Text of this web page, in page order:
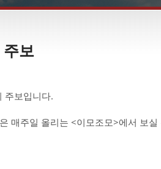
보
주보입니다.
매주일 올리는 <이모조모>에서 보실